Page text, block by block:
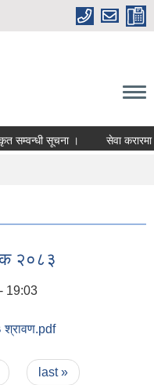
सम्वन्धी सूचना । सेवा करारमा
२०८३
19:03
last »